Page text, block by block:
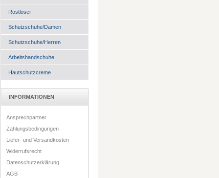
Rostlöser
Schutzschuhe/Damen
Schutzschuhe/Herren
Arbeitshandschuhe
Hautschutzcreme
INFORMATIONEN
Ansprechpartner
Zahlungsbedingungen
Liefer- und Versandkosten
Widerrufsrecht
Datenschutzerklärung
AGB